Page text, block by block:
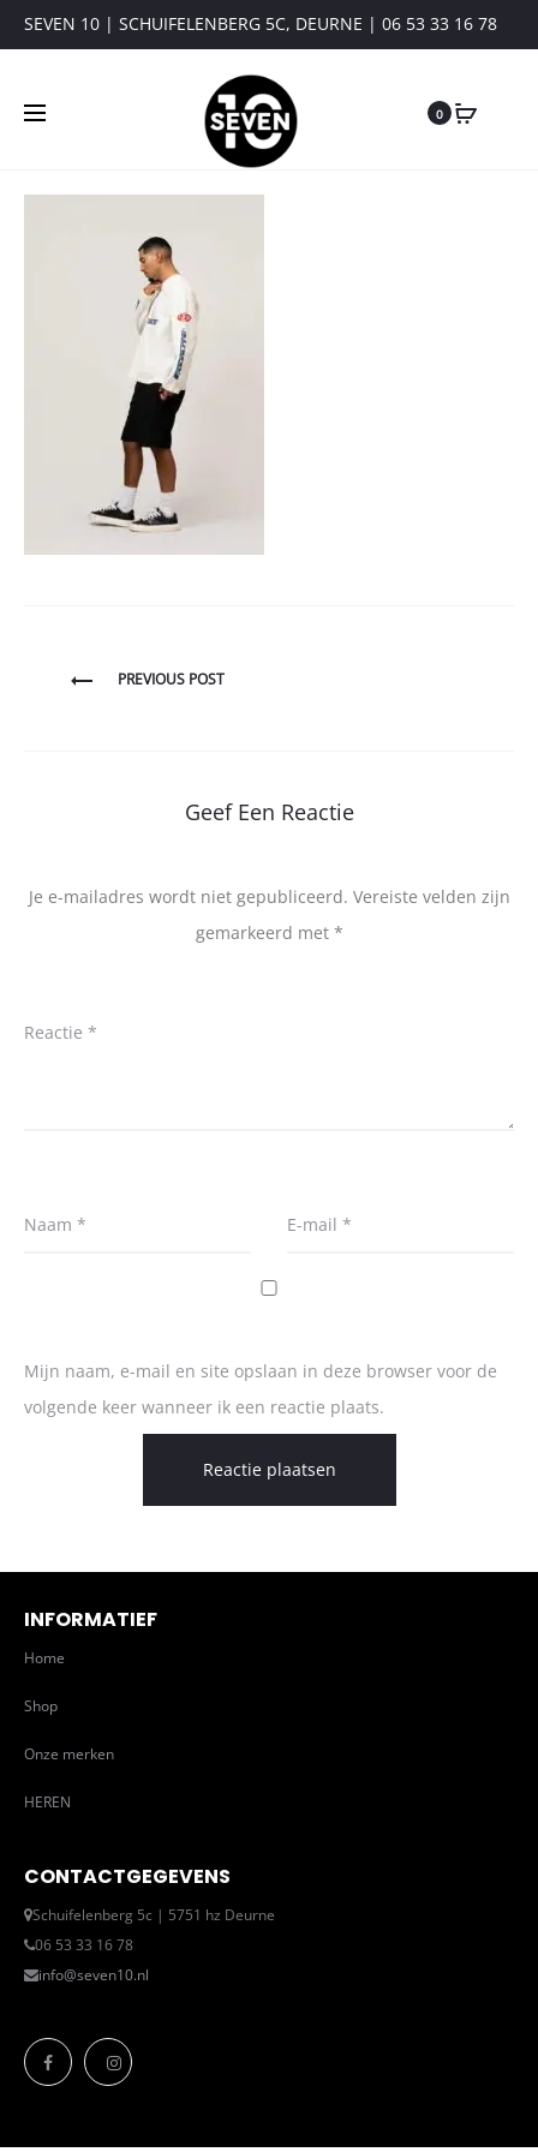
SEVEN 10 | SCHUIFELENBERG 5C, DEURNE | 06 53 33 16 78
0
BerichtPREVIOUS POST
Geef Een Reactie
Je e-mailadres wordt niet gepubliceerd. Vereiste velden zijn
gemarkeerd met *
Reactie *
Naam * E-mail *
Mijn naam, e-mail en site opslaan in deze browser voor de
volgende keer wanneer ik een reactie plaats.
INFORMATIEF
Home
Shop
Onze merken
HEREN
CONTACTGEGEVENS
Schuifelenberg 5c | 5751 hz Deurne
06 53 33 16 78
info@seven10.nl